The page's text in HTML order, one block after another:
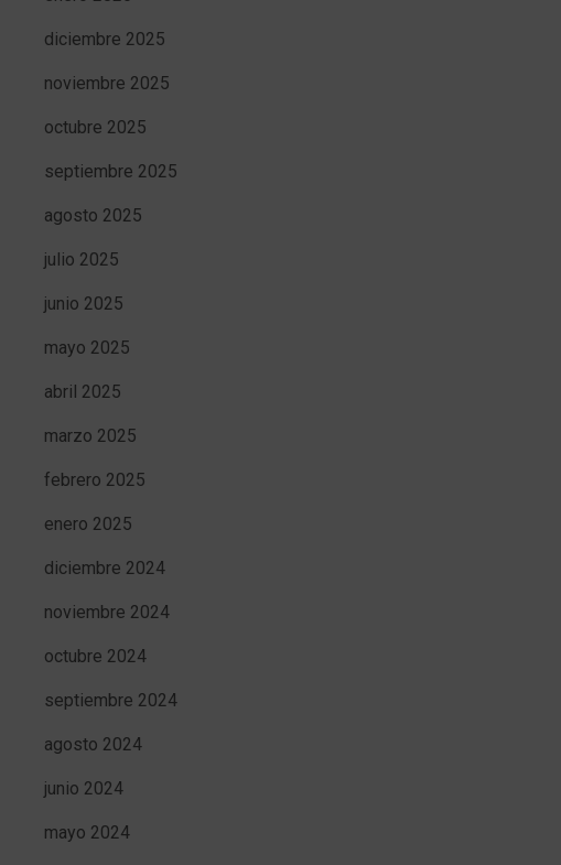
diciembre 2025
noviembre 2025
octubre 2025
septiembre 2025
agosto 2025
julio 2025
junio 2025
mayo 2025
abril 2025
marzo 2025
febrero 2025
enero 2025
diciembre 2024
noviembre 2024
octubre 2024
septiembre 2024
agosto 2024
junio 2024
mayo 2024